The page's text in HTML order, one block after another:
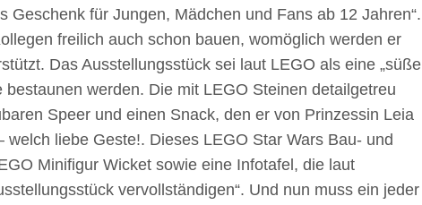
Geschenk für Jungen, Mädchen und Fans ab 12 Jahren“.
freilich auch schon bauen, womöglich werden er
Das Ausstellungsstück sei laut LEGO als eine „süße
bestaunen werden. Die mit LEGO Steinen detailgetreu
Speer und einen Snack, den er von Prinzessin Leia
liebe Geste!. Dieses LEGO Star Wars Bau- und
Minifigur Wicket sowie eine Infotafel, die laut
vervollständigen“. Und nun muss ein jeder